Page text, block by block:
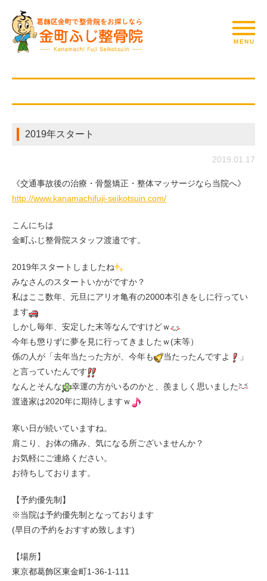
2019年スタート
2019.01.17
《交通事故後の治療・骨盤矯正・整体マッサージなら当院へ》
http://www.kanamachifuji-seikotsuin.com/
こんにちは
金町ふじ整骨院スタッフ渡邉です。
2019年スタートしましたね
みなさんのスタートいかがですか？
私はここ数年、元旦にアリオ亀有の2000本引きをしに行ってい
ます
しかし毎年、安定した末等なんですけどｗ
今年も懲りずに夢を見に行ってきましたｗ(末等）
係の人が「去年当たった方が、今年も
当たったんですよ
」
と言っていたんです
なんとそんな
幸運の方がいるのかと、羨ましく思いました
渡邉家は2020年に期待しますｗ
寒い日が続いていますね。
肩こり、お体の痛み、気になる所ございませんか？
お気軽にご連絡ください。
お待ちしております。
【予約優先制】
※当院は予約優先制となっております
(早目の予約をおすすめ致します)
【場所】
東京都葛飾区東金町1-36-1-111